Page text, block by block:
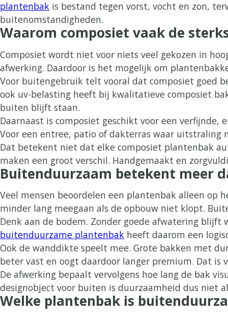
plantenbak is bestand tegen vorst, vocht en zon,
buitenomstandigheden.
Waarom composiet vaak de
Composiet wordt niet voor niets veel gekozen in
afwerking. Daardoor is het mogelijk om
Voor buitengebruik telt vooral dat composiet goed
ook uv-belasting heeft bij kwalitatieve composiet
buiten blijft staan.
Daarnaast is composiet geschikt voor een
Voor een entree, patio of dakterras waar uitstraling
Dat betekent niet dat elke composiet plantenbak
maken een groot verschil. Handgemaakt en
Buitenduurzaam betekent meer
Veel mensen beoordelen een plantenbak alleen
minder lang meegaan als de opbouw niet klopt.
Denk aan de bodem. Zonder goede afwatering
buitenduurzame plantenbak heeft daarom een
Ook de wanddikte speelt mee. Grote bakken met
beter vast en oogt daardoor langer premium. Dat
De afwerking bepaalt vervolgens hoe lang de bak
designobject voor buiten is duurzaamheid dus niet
Welke plantenbak is